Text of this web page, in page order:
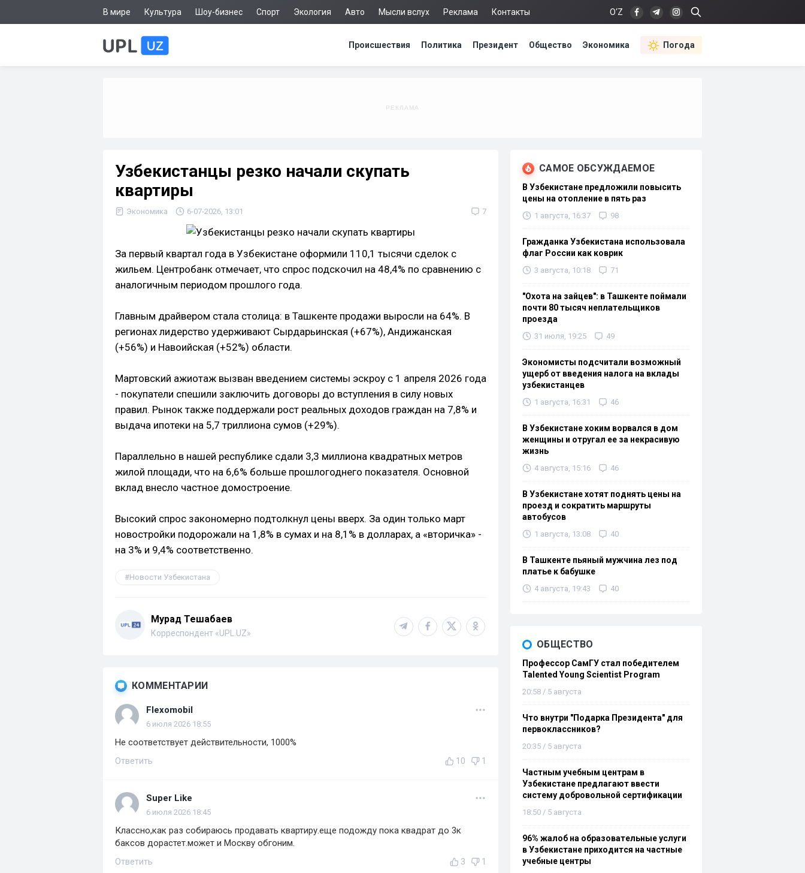
В мире Культура Шоу-бизнес Спорт Экология Авто Мысли вслух Реклама Контакты O‘Z
Происшествия Политика Президент Общество Экономика Погода
Узбекистанцы резко начали скупать
квартиры
Экономика 6-07-2026, 13:01 7
За первый квартал года в Узбекистане оформили 110,1 тысячи сделок с
жильем. Центробанк отмечает, что спрос подскочил на 48,4% по сравнению с
аналогичным периодом прошлого года.
Главным драйвером стала столица: в Ташкенте продажи выросли на 64%. В
регионах лидерство удерживают Сырдарьинская (+67%), Андижанская
(+56%) и Навоийская (+52%) области.
Мартовский ажиотаж вызван введением системы эскроу с 1 апреля 2026 года
- покупатели спешили заключить договоры до вступления в силу новых
правил. Рынок также поддержали рост реальных доходов граждан на 7,8% и
выдача ипотеки на 5,7 триллиона сумов (+29%).
Параллельно в нашей республике сдали 3,3 миллиона квадратных метров
жилой площади, что на 6,6% больше прошлогоднего показателя. Основной
вклад внесло частное домостроение.
Высокий спрос закономерно подтолкнул цены вверх. За один только март
новостройки подорожали на 1,8% в сумах и на 8,1% в долларах, а «вторичка» -
на 3% и 9,4% соответственно.
Новости Узбекистана
Мурад Тешабаев
Корреспондент «UPL.UZ»
КОММЕНТАРИИ
Flexomobil
6 июля 2026 18:55
Не соответствует действительности, 1000%
Ответить 10 1
Super Like
6 июля 2026 18:45
Классно,как раз собираюсь продавать квартиру.еще подожду пока квадрат до 3к
баксов дорастет.может и Москву обгоним.
Ответить 3 1
САМОЕ ОБСУЖДАЕМОЕ
В Узбекистане предложили повысить
цены на отопление в пять раз
1 августа, 16:37 98
Гражданка Узбекистана использовала
флаг России как коврик
3 августа, 10:18 71
"Охота на зайцев": в Ташкенте поймали
почти 80 тысяч неплательщиков
проезда
31 июля, 19:25 49
Экономисты подсчитали возможный
ущерб от введения налога на вклады
узбекистанцев
1 августа, 16:31 46
В Узбекистане хоким ворвался в дом
женщины и отругал ее за некрасивую
жизнь
4 августа, 15:16 46
В Узбекистане хотят поднять цены на
проезд и сократить маршруты
автобусов
1 августа, 13:08 40
В Ташкенте пьяный мужчина лез под
платье к бабушке
4 августа, 19:43 40
ОБЩЕСТВО
Профессор СамГУ стал победителем
Talented Young Scientist Program
20:58 / 5 августа
Что внутри "Подарка Президента" для
первоклассников?
20:35 / 5 августа
Частным учебным центрам в
Узбекистане предлагают ввести
систему добровольной сертификации
18:50 / 5 августа
96% жалоб на образовательные услуги
в Узбекистане приходится на частные
учебные центры